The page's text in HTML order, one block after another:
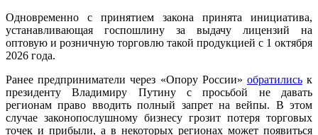
Одновременно с принятием закона принята инициатива,
устанавливающая госпошлину за выдачу лицензий на
оптовую и розничную торговлю такой продукцией с 1 октября
2026 года.
Ранее предприниматели через «Опору России» обратилиськ
президенту Владимиру Путину с просьбой не давать
регионам право вводить полный запрет на вейпы. В этом
случае законопослушному бизнесу грозит потеря торговых
точек и прибыли, а в некоторых регионах может появиться